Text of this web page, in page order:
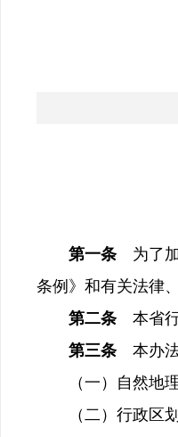
第一条
为了
条例》和有关法律
第二条
本省
第三条
本办
（一）自然地理
（二）行政区划